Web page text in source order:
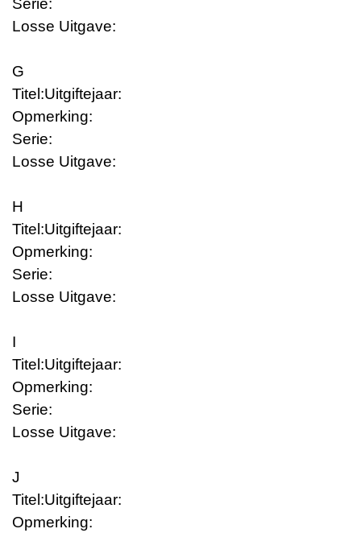
Serie:
Losse Uitgave:
G
Titel:Uitgiftejaar:
Opmerking:
Serie:
Losse Uitgave:
H
Titel:Uitgiftejaar:
Opmerking:
Serie:
Losse Uitgave:
I
Titel:Uitgiftejaar:
Opmerking:
Serie:
Losse Uitgave:
J
Titel:Uitgiftejaar:
Opmerking: